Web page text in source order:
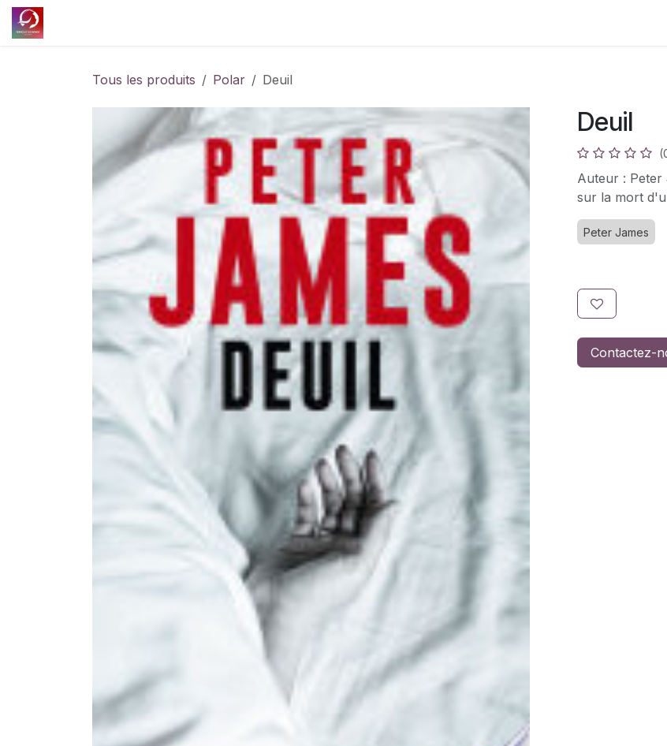
Se rendre au contenu
Tous les produits Polar Deuil
Deuil
Auteur : Peter
sur la mort
Peter James
Contactez-